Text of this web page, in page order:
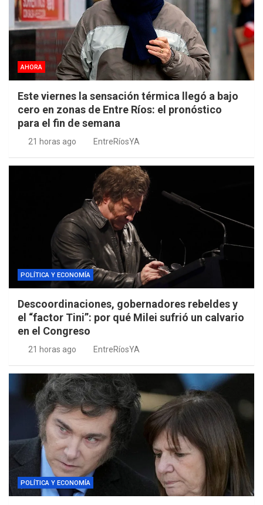
AHORA
Este viernes la sensación térmica llegó a bajo
cero en zonas de Entre Ríos: el pronóstico
para el fin de semana
21 horas ago EntreRíosYA
POLÍTICA Y ECONOMÍA
Descoordinaciones, gobernadores rebeldes y
el “factor Tini”: por qué Milei sufrió un calvario
en el Congreso
21 horas ago EntreRíosYA
POLÍTICA Y ECONOMÍA